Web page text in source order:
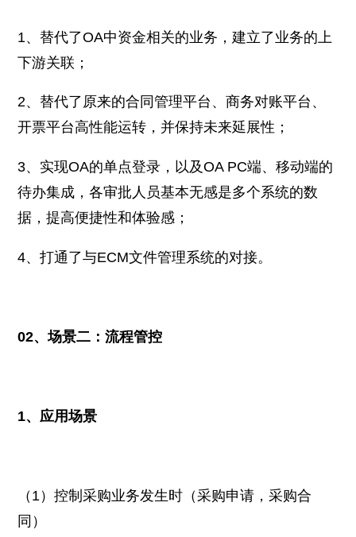
1、替代了OA中资金相关的业务，建立了业务的上
下游关联；
2、替代了原来的合同管理平台、商务对账平台、
开票平台高性能运转，并保持未来延展性；
3、实现OA的单点登录，以及OA PC端、移动端的
待办集成，各审批人员基本无感是多个系统的数
据，提高便捷性和体验感；
4、打通了与ECM文件管理系统的对接。
02、场景二：流程管控
1、应用场景
（1）控制采购业务发生时（采购申请，采购合
同）